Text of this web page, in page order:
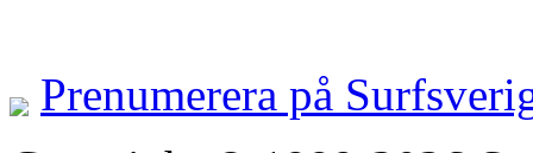
Prenumerera på